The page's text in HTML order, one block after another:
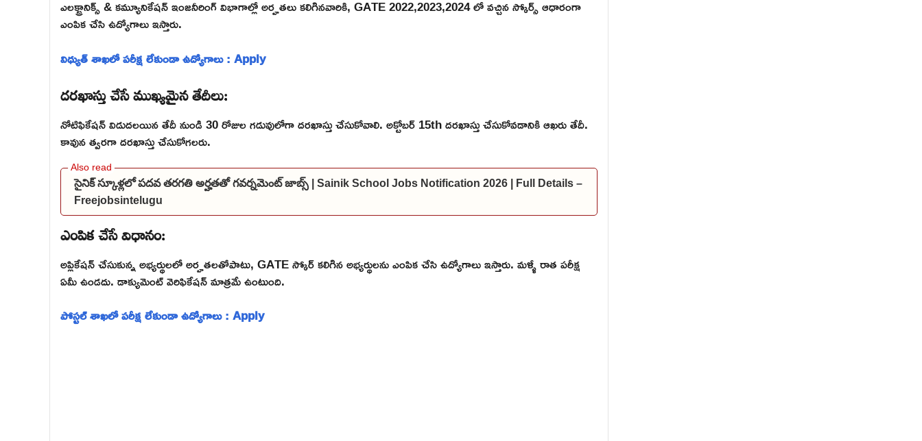
ఎలక్ట్రానిక్స్ & కమ్యూనికేషన్ ఇంజనీరింగ్ విభాగాల్లో అర్హతలు కలిగినవారికి, GATE 2022,2023,2024 లో వచ్చిన స్కోర్స్ ఆధారంగా
ఎంపిక చేసి ఉద్యోగాలు ఇస్తారు.
విధ్యుత్ శాఖలో పరీక్ష లేకుండా ఉద్యోగాలు : Apply
దరఖాస్తు చేసే ముఖ్యమైన తేదీలు:
నోటిఫికేషన్ విడుదలయిన తేదీ నుండి 30 రోజుల గడువులోగా దరఖాస్తు చేసుకోవాలి. అక్టోబర్ 15th దరఖాస్తు చేసుకోవడానికి ఆఖరు తేదీ.
కావున త్వరగా దరఖాస్తు చేసుకోగలరు.
సైనిక్ స్కూళ్లలో పదవ తరగతి అర్హతతో గవర్నమెంట్ జాబ్స్ | Sainik School Jobs Notification 2026 | Full Details –
Freejobsintelugu
ఎంపిక చేసే విధానం:
అప్లికేషన్ చేసుకున్న అభ్యర్థులలో అర్హతలతోపాటు, GATE స్కోర్ కలిగిన అభ్యర్థులను ఎంపిక చేసి ఉద్యోగాలు ఇస్తారు. మళ్ళీ రాత పరీక్ష
ఏమీ ఉండదు. డాక్యుమెంట్ వెరిఫికేషన్ మాత్రమే ఉంటుంది.
పోస్టల్ శాఖలో పరీక్ష లేకుండా ఉద్యోగాలు : Apply